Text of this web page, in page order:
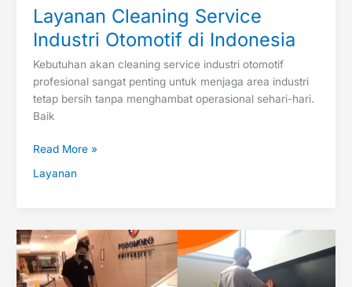
Layanan Cleaning Service
Industri Otomotif di Indonesia
Kebutuhan akan cleaning service industri otomotif
profesional sangat penting untuk menjaga area industri
tetap bersih tanpa menghambat operasional sehari-hari.
Baik
Read More »
Layanan
Jasa
Cleaning
Service